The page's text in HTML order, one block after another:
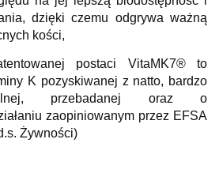
dzięki czemu odgrywa ważną
kości,
postaci VitaMK7® to
K pozyskiwanej z natto, bardzo
przebadanej oraz o
zaopiniowanym przez EFSA
Żywności)